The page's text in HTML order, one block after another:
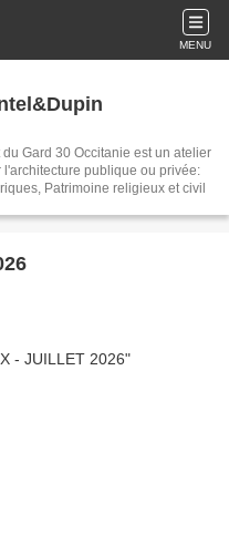
MENU
Gard 30 Occitanie est un atelier
publique ou privée:
Patrimoine religieux et civil